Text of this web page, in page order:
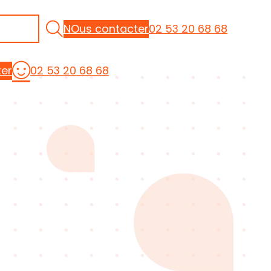
NOus contacter02 53 20 68 68
Mon compte
02 53 20 68 68